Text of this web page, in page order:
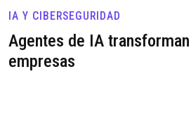
IA Y CIBERSEGURIDAD
Agentes de IA
empresas